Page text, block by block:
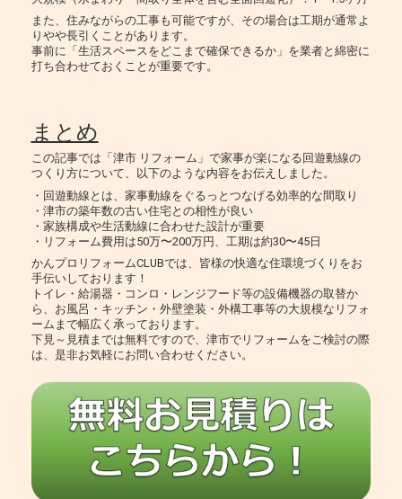
また、住みながらの工事も可能ですが、その場合は工期が通常よ
りやや長引くことがあります。
事前に「生活スペースをどこまで確保できるか」を業者と綿密に
打ち合わせておくことが重要です。
まとめ
この記事では「津市 リフォーム」で家事が楽になる回遊動線の
つくり方について、以下のような内容をお伝えしました。
・回遊動線とは、家事動線をぐるっとつなげる効率的な間取り
・津市の築年数の古い住宅との相性が良い
・家族構成や生活動線に合わせた設計が重要
・リフォーム費用は50万〜200万円、工期は約30〜45日
かんプロリフォームCLUBでは、皆様の快適な住環境づくりをお
手伝いしております！
トイレ・給湯器・コンロ・レンジフード等の設備機器の取替か
ら、お風呂・キッチン・外壁塗装・外構工事等の大規模なリフォ
ームまで幅広く承っております。
下見～見積までは無料ですので、津市でリフォームをご検討の際
は、是非お気軽にお問い合わせください。